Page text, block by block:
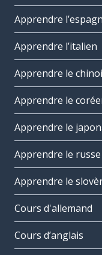
Apprendre
Apprendre l’italien
Apprendre le
Apprendre le
Apprendre le
Apprendre le russe
Apprendre le
Cours d'allemand
Cours d’anglais